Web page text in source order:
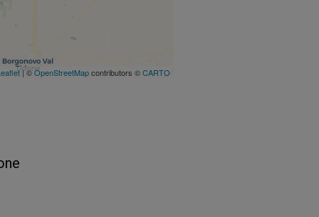
| ©OpenStreetMapcontributors ©CARTO